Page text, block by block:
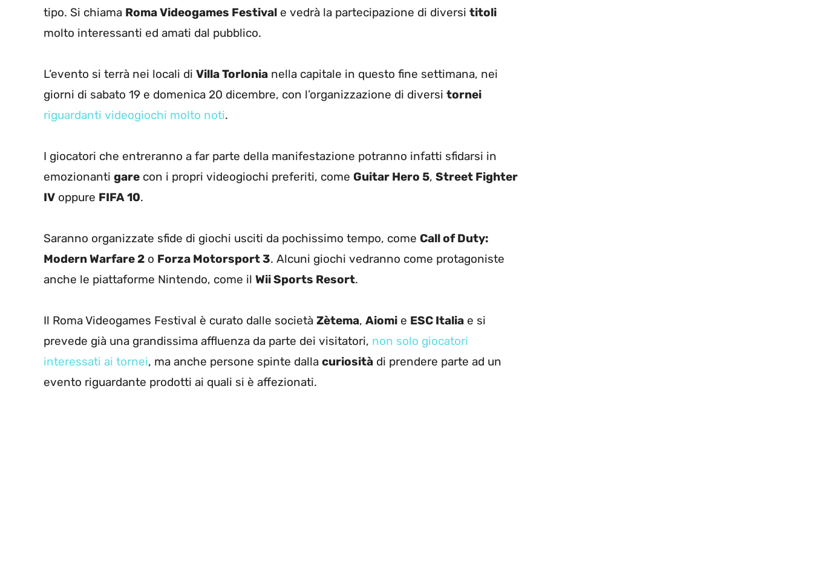
tipo. Si chiama Roma Videogames Festival e vedrà la partecipazione di diversi titoli
molto interessanti ed amati dal pubblico.
L’evento si terrà nei locali di Villa Torlonia nella capitale in questo fine settimana, nei
giorni di sabato 19 e domenica 20 dicembre, con l’organizzazione di diversi tornei
riguardanti videogiochi molto noti.
I giocatori che entreranno a far parte della manifestazione potranno infatti sfidarsi in
emozionanti gare con i propri videogiochi preferiti, come Guitar Hero 5, Street Fighter
IV oppure FIFA 10.
Saranno organizzate sfide di giochi usciti da pochissimo tempo, come Call of Duty:
Modern Warfare 2 o Forza Motorsport 3. Alcuni giochi vedranno come protagoniste
anche le piattaforme Nintendo, come il Wii Sports Resort.
Il Roma Videogames Festival è curato dalle società Zètema, Aiomi e ESC Italia e si
prevede già una grandissima affluenza da parte dei visitatori, non solo giocatori
interessati ai tornei, ma anche persone spinte dalla curiosità di prendere parte ad un
evento riguardante prodotti ai quali si è affezionati.